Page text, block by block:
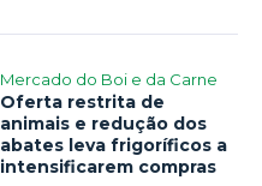
Mercado do Boi e da Carne
Oferta restrita de
animais e redução dos
abates leva frigoríficos a
intensificarem compras